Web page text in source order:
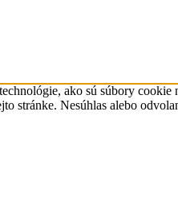
ako sú súbory
stránke. Nesúhlas alebo